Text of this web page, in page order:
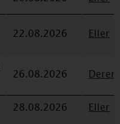
22.08.2026 Eller
26.08.2026
28.08.2026
Eller